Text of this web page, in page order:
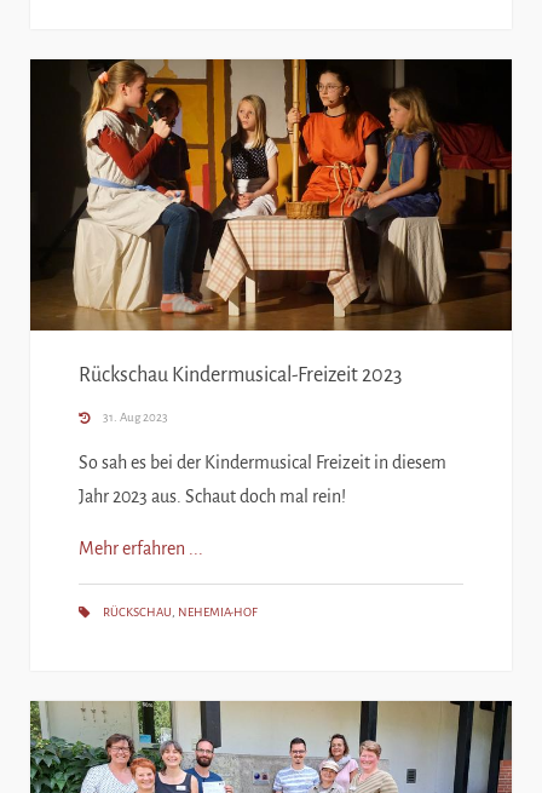
Rückschau Kindermusical-Freizeit 2023
31. Aug 2023
So sah es bei der Kindermusical Freizeit in diesem
Jahr 2023 aus. Schaut doch mal rein!
Mehr erfahren ...
RÜCKSCHAU NEHEMIA-HOF